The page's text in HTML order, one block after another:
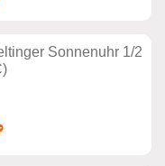
Sonnenuhr 1/2